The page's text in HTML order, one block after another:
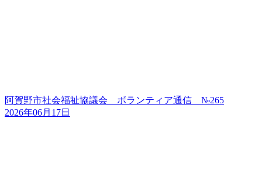
阿賀野市社会福祉協議会 ボランティア通信 №265
2026年06月17日